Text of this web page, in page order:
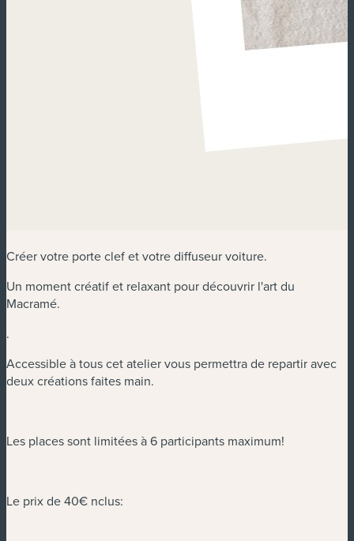
Créer votre porte clef et votre diffuseur voiture.
Un moment créatif et relaxant pour découvrir l'art du
Macramé.
.
Accessible à tous cet atelier vous permettra de repartir avec
deux créations faites main.
Les places sont limitées à 6 participants maximum!
Le prix de 40€ nclus: